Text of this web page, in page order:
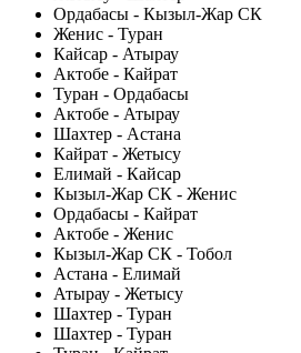
Ордабасы - Кызыл-Жар СК
Женис - Туран
Кайсар - Атырау
Актобе - Кайрат
Туран - Ордабасы
Актобе - Атырау
Шахтер - Астана
Кайрат - Жетысу
Елимай - Кайсар
Кызыл-Жар СК - Женис
Ордабасы - Кайрат
Актобе - Женис
Кызыл-Жар СК - Тобол
Астана - Елимай
Атырау - Жетысу
Шахтер - Туран
Шахтер - Туран